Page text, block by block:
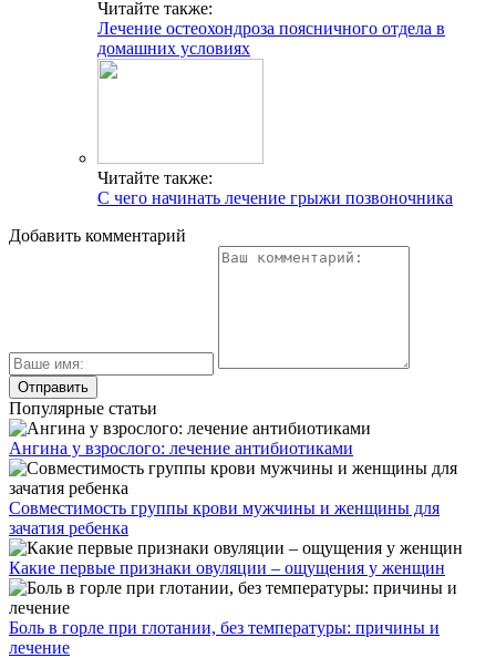
Читайте также:
Лечение остеохондроза поясничного отдела в
домашних условиях
Читайте также:
С чего начинать лечение грыжи позвоночника
Добавить комментарий
Популярные статьи
Ангина у взрослого: лечение антибиотиками
Совместимость группы крови мужчины и женщины для
зачатия ребенка
Какие первые признаки овуляции – ощущения у женщин
Боль в горле при глотании, без температуры: причины и
лечение